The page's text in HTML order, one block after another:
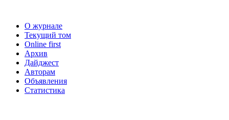
О журнале
Текущий том
Online first
Архив
Дайджест
Авторам
Объявления
Статистика